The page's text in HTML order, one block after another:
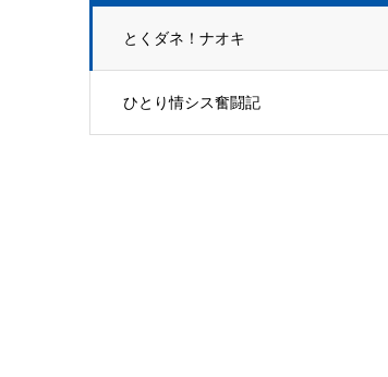
とくダネ！ナオキ
ひとり情シス奮闘記